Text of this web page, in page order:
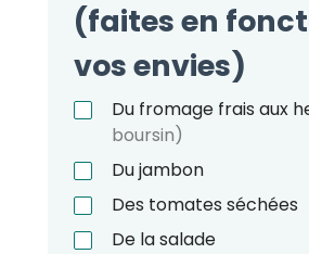
(faites en
vos envies)
Du fromage frais aux
boursin)
Du jambon
Des tomates séchées
De la salade